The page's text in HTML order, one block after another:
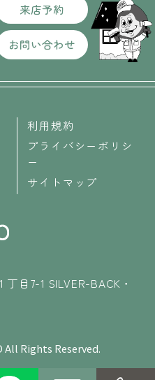
来店予約
お問い合わせ
利用規約
プライバシーポリシ
ー
サイトマップ
目7-1 SILVER-BACK・
All Rights Reserved.